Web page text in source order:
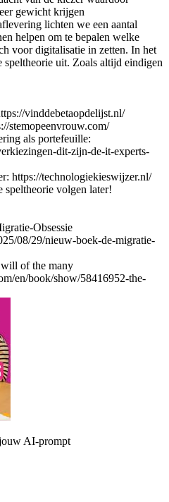
gewicht krijgen
lichten we een aantal
helpen om te bepalen welke
voor digitalisatie in zetten. In het
speltheorie uit. Zoals altijd eindigen
vinddebetaopdelijst.nl/
stemopeenvrouw.com/
als portefeuille:
dit-zijn-de-it-experts-
https://technologiekieswijzer.nl/
speltheorie volgen later!
Obsessie
08/29/nieuw-boek-de-migratie-
of the many
en/book/show/58416952-the-
AI-prompt